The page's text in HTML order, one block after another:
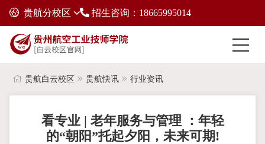
贵航分校区 招生咨询：18665995014
贵航白云校区 贵航快讯 行业资讯
看专业 | 老年服务与管理 ：年轻
的“朝阳”托起夕阳，未来可期!